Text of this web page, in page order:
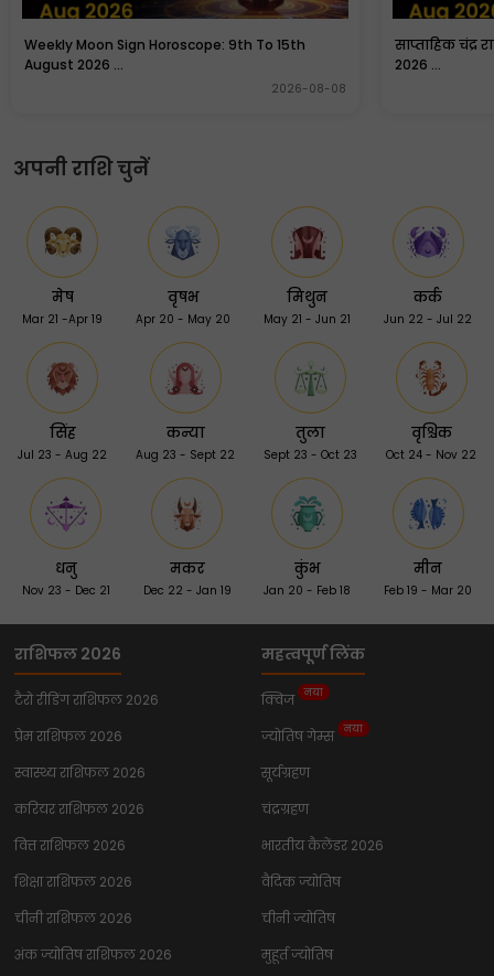
Weekly Moon Sign Horoscope: 9th To 15th
August 2026 ...
2026-08-08
साप्ताहिक चंद्र
2026 ...
अपनी राशि चुनें
मेष
Mar 21 -Apr 19
वृषभ
Apr 20 - May 20
मिथुन
May 21 - Jun 21
कर्क
Jun 22 - Jul 22
सिंह
Jul 23 - Aug 22
कन्या
Aug 23 - Sept 22
तुला
Sept 23 - Oct 23
वृश्चिक
Oct 24 - Nov 22
धनु
Nov 23 - Dec 21
मकर
Dec 22 - Jan 19
कुंभ
Jan 20 - Feb 18
मीन
Feb 19 - Mar 20
राशिफल 2026
टैरो रीडिंग राशिफल 2026
प्रेम राशिफल 2026
स्वास्थ्य राशिफल 2026
करियर राशिफल 2026
वित्त राशिफल 2026
शिक्षा राशिफल 2026
चीनी राशिफल 2026
अंक ज्योतिष राशिफल 2026
महत्वपूर्ण लिंक
क्विज नया
ज्योतिष गेम्स नया
सूर्यग्रहण
चंद्रग्रहण
भारतीय कैलेंडर 2026
वैदिक ज्योतिष
चीनी ज्योतिष
मुहूर्त ज्योतिष